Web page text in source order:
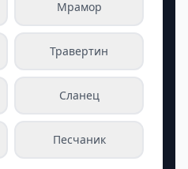
Мрамор
Травертин
Сланец
Песчаник